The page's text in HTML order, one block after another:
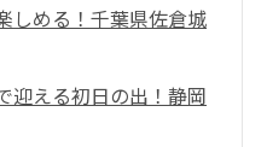
しめる！千葉県佐倉城
迎える初日の出！静岡